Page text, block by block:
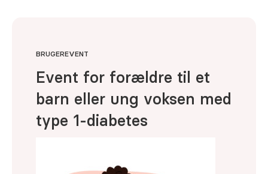
BRUGEREVENT
Event for forældre til et
barn eller ung voksen med
type 1-diabetes